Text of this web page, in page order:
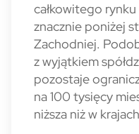
całkowitego
znacznie poniżej
Zachodniej.
z wyjątkiem
pozostaje
na 100 tysięcy
niższa niż w